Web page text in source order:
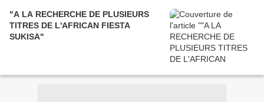
"A LA RECHERCHE DE PLUSIEURS
TITRES DE L'AFRICAN FIESTA
SUKISA"